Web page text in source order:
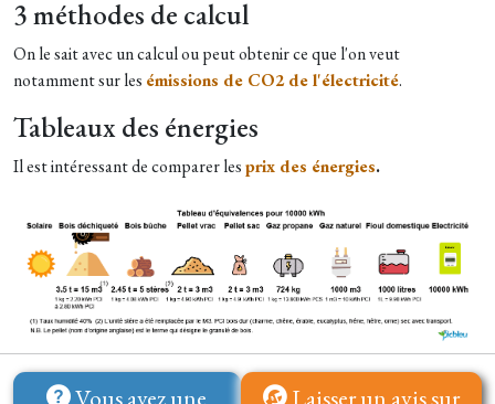
3 méthodes de calcul
On le sait avec un calcul ou peut obtenir ce que l'on veut
notamment sur les émissions de CO2 de l'électricité.
Tableaux des énergies
Il est intéressant de comparer lesprix des énergies.
Vous avez une
Laisser un avis sur